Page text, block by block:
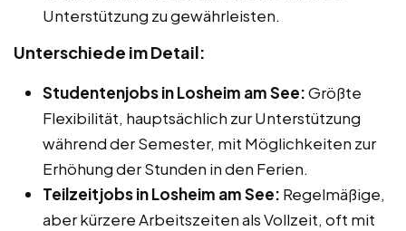
Unterstützung zu gewährleisten.
Unterschiede im Detail:
Studentenjobs in Losheim am See:Größte
Flexibilität, hauptsächlich zur Unterstützung
während der Semester, mit Möglichkeiten zur
Erhöhung der Stunden in den Ferien.
Teilzeitjobs in Losheim am See: Regelmäßige,
aber kürzere Arbeitszeiten als Vollzeit, oft mit